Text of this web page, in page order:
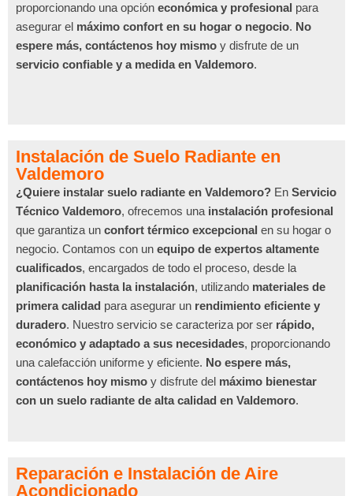
proporcionando una opción económica y profesional para
asegurar el máximo confort en su hogar o negocio. No
espere más, contáctenos hoy mismo y disfrute de un
servicio confiable y a medida en Valdemoro.
Instalación de Suelo Radiante en
Valdemoro
¿Quiere instalar suelo radiante en Valdemoro? En Servicio
Técnico Valdemoro, ofrecemos una instalación profesional
que garantiza un confort térmico excepcional en su hogar o
negocio. Contamos con un equipo de expertos altamente
cualificados, encargados de todo el proceso, desde la
planificación hasta la instalación, utilizando materiales de
primera calidad para asegurar un rendimiento eficiente y
duradero. Nuestro servicio se caracteriza por ser rápido,
económico y adaptado a sus necesidades, proporcionando
una calefacción uniforme y eficiente. No espere más,
contáctenos hoy mismo y disfrute del máximo bienestar
con un suelo radiante de alta calidad en Valdemoro.
Reparación e Instalación de Aire
Acondicionado